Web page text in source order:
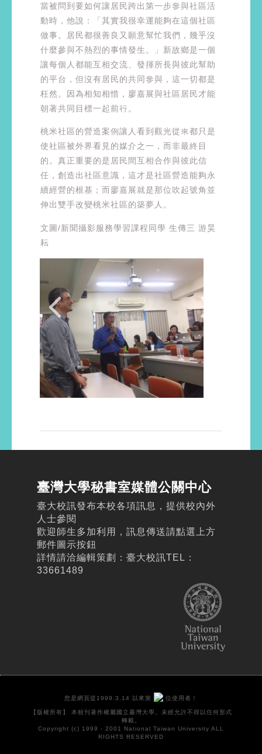
當被問到要如何讓居民跨出第一步參與社區活
動時，他說：「其實我很幸運能夠在這個社區
做事。居民都很善良又願意幫忙我們，幾乎沒
什麼參與不熱烈的事情發生。」新故鄉是一個
讓每個人都能互相交流、發揮所長與彼此幫助
的平台，但沒有居民的共同參與，這一切都是
枉然。因為相知相惜，廖嘉展與社區居民才能
朝著共同目標一起前行。
桃米社區的營造案例讓人看到觀光從來都只是
使社區被外界看見的媒介之一，而非最終目
的。真正重要的是居民間互相合作與彼此信
任，創造出社區意識，這才是社區營造能夠永
續經營的根基；而廖嘉展就是那位吹起號角並
伸出雙手改變桃米社區的築夢人。
文圖/新聞攝影服務學習課程同學 生傳三 游昊
耘
臺灣大學秘書室媒體公關中心
臺大校訊發布本校各項訊息，提供校內外
人士參閱
歡迎師生多加利用，訊息傳送請點選上方
郵件圖示按鈕
詳情請洽編輯策劃：臺大校訊TEL：
33661489
您是網頁從1999.3.14 以來第 位使用者！
【版權所有】 本校刊著作權屬國立臺灣大學。未經允許不得以任何形式
轉載。
Copyright (c) 1999 - 2001 National Taiwan University ALL
RIGHTS RESERVED